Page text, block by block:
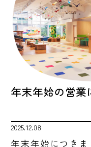
年末年始の営業
2025.12.08
年末年始につきま